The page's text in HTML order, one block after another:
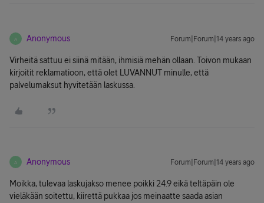
A Anonymous Forum|Forum|14 years ago
Virheitä sattuu ei siinä mitään, ihmisiä mehän ollaan. Toivon mukaan
kirjoitit reklamatioon, että olet LUVANNUT minulle, että
palvelumaksut hyvitetään laskussa.
A Anonymous Forum|Forum|14 years ago
Moikka, tulevaa laskujakso menee poikki 24.9 eikä teltäpäin ole
vieläkään soitettu, kiirettä pukkaa jos meinaatte saada asian